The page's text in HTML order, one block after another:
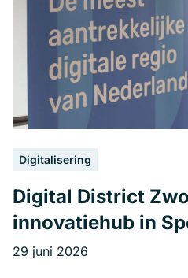
Digitalisering
Digital District
innovatiehub in
29 juni 2026